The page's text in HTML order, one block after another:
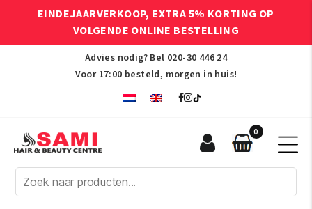
EINDEJAARVERKOOP, EXTRA 5% KORTING OP
VOLGENDE ONLINE BESTELLING
Advies nodig? Bel 020-30 446 24
Voor 17:00 besteld, morgen in huis!
Afro
Hair
0